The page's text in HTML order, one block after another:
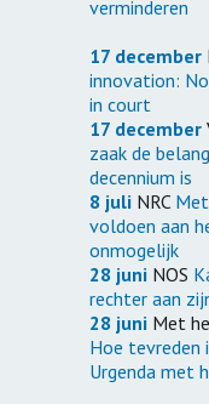
verminderen
17 december
innovation:
in court
17 december
zaak de
decennium is
8 juli NRC
voldoen aan
onmogelijk
28 juni NOS
rechter aan
28 juni Met
Hoe tevreden
Urgenda met